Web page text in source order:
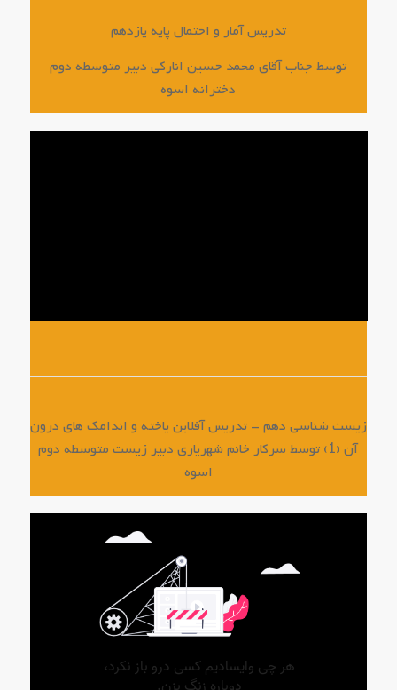
تدریس آمار و احتمال پایه یازدهم
توسط جناب آقای محمد حسین انارکی دبیر متوسطه دوم
دخترانه اسوه
زیست شناسی دهم – تدریس آفلاین یاخته و اندامک های درون
آن (1) توسط سرکار خانم شهریاری دبیر زیست متوسطه دوم
اسوه